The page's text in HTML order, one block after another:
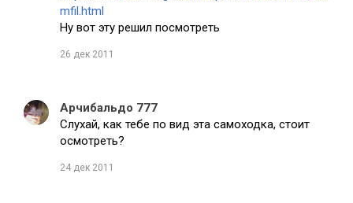
mfil.html
Ну вот эту решил посмотреть
26 дек 2011
Арчибальдо 777
Слухай, как тебе по вид эта самоходка, стоит
осмотреть?
24 дек 2011